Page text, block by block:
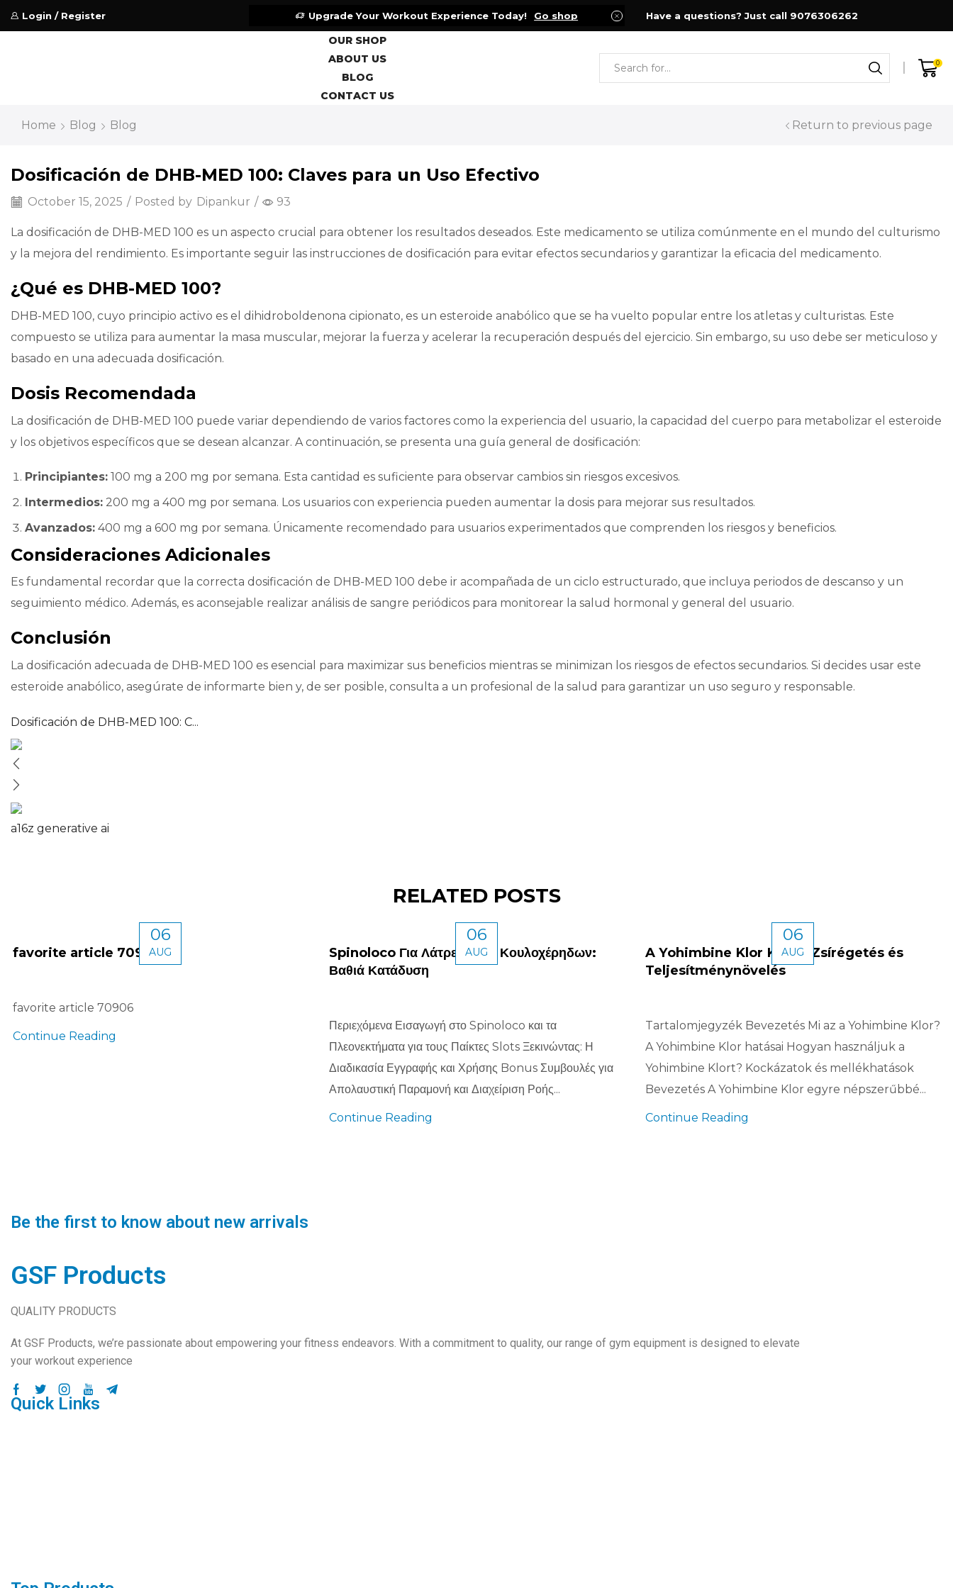
Login / Register Upgrade Your Workout Experience Today! Go shop Have a questions? Just call 9076306262
OUR SHOP
ABOUT US
BLOG
CONTACT US
0
Return to previous page
Home Blog Blog
Dosificación de DHB-MED 100: Claves para un Uso Efectivo
October 15, 2025 / Posted by Dipankur / 93
La dosificación de DHB-MED 100 es un aspecto crucial para obtener los resultados deseados. Este medicamento se utiliza comúnmente en el mundo del culturismo
y la mejora del rendimiento. Es importante seguir las instrucciones de dosificación para evitar efectos secundarios y garantizar la eficacia del medicamento.
¿Qué es DHB-MED 100?
DHB-MED 100, cuyo principio activo es el dihidroboldenona cipionato, es un esteroide anabólico que se ha vuelto popular entre los atletas y culturistas. Este
compuesto se utiliza para aumentar la masa muscular, mejorar la fuerza y acelerar la recuperación después del ejercicio. Sin embargo, su uso debe ser meticuloso y
basado en una adecuada dosificación.
Dosis Recomendada
La dosificación de DHB-MED 100 puede variar dependiendo de varios factores como la experiencia del usuario, la capacidad del cuerpo para metabolizar el esteroide
y los objetivos específicos que se desean alcanzar. A continuación, se presenta una guía general de dosificación:
Principiantes: 100 mg a 200 mg por semana. Esta cantidad es suficiente para observar cambios sin riesgos excesivos.
Intermedios: 200 mg a 400 mg por semana. Los usuarios con experiencia pueden aumentar la dosis para mejorar sus resultados.
Avanzados: 400 mg a 600 mg por semana. Únicamente recomendado para usuarios experimentados que comprenden los riesgos y beneficios.
Consideraciones Adicionales
Es fundamental recordar que la correcta dosificación de DHB-MED 100 debe ir acompañada de un ciclo estructurado, que incluya periodos de descanso y un
seguimiento médico. Además, es aconsejable realizar análisis de sangre periódicos para monitorear la salud hormonal y general del usuario.
Conclusión
La dosificación adecuada de DHB-MED 100 es esencial para maximizar sus beneficios mientras se minimizan los riesgos de efectos secundarios. Si decides usar este
esteroide anabólico, asegúrate de informarte bien y, de ser posible, consulta a un profesional de la salud para garantizar un uso seguro y responsable.
Dosificación de DHB-MED 100: C...
a16z generative ai
RELATED POSTS
06
AUG
favorite article 70906
favorite article 70906
Continue Reading
06
AUG
Spinoloco Για Λάτρεις Των Κουλοχέρηδων:
Βαθιά Κατάδυση
Περιεχόμενα Εισαγωγή στο Spinoloco και τα
Πλεονεκτήματα για τους Παίκτες Slots Ξεκινώντας: Η
Διαδικασία Εγγραφής και Χρήσης Bonus Συμβουλές για
Απολαυστική Παραμονή και Διαχείριση Ροής...
Continue Reading
06
AUG
A Yohimbine Klor Kúra – Zsírégetés és
Teljesítménynövelés
Tartalomjegyzék Bevezetés Mi az a Yohimbine Klor?
A Yohimbine Klor hatásai Hogyan használjuk a
Yohimbine Klort? Kockázatok és mellékhatások
Bevezetés A Yohimbine Klor egyre népszerűbbé...
Continue Reading
Be the first to know about new arrivals
GSF Products
QUALITY PRODUCTS
At GSF Products, we’re passionate about empowering your fitness endeavors. With a commitment to quality, our range of gym equipment is designed to elevate
your workout experience
Facebook
TwitterInstagram
YoutubeTelegram
Quick Links